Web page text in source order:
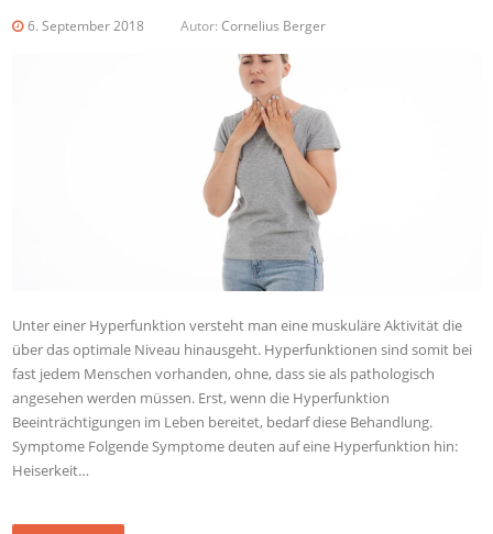
6. September 2018 Autor: Cornelius Berger
Unter einer Hyperfunktion versteht man eine muskuläre Aktivität die
über das optimale Niveau hinausgeht. Hyperfunktionen sind somit bei
fast jedem Menschen vorhanden, ohne, dass sie als pathologisch
angesehen werden müssen. Erst, wenn die Hyperfunktion
Beeinträchtigungen im Leben bereitet, bedarf diese Behandlung.
Symptome Folgende Symptome deuten auf eine Hyperfunktion hin:
Heiserkeit…